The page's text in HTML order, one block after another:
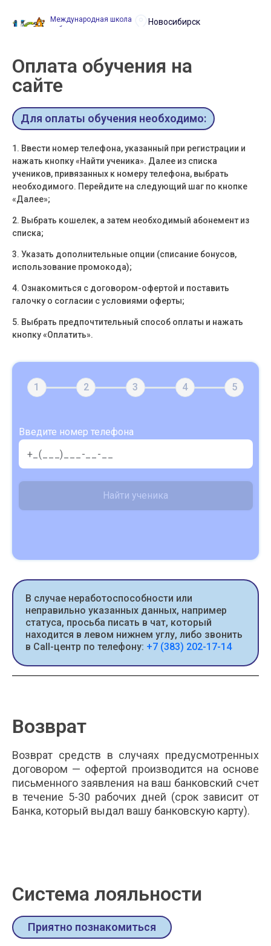
Международная школа
робототехники
Новосибирск
Оплата обучения на
сайте
Для оплаты обучения необходимо:
1. Ввести номер телефона, указанный при регистрации и
нажать кнопку «Найти ученика». Далее из списка
учеников, привязанных к номеру телефона, выбрать
необходимого. Перейдите на следующий шаг по кнопке
«Далее»;
2. Выбрать кошелек, а затем необходимый абонемент из
списка;
3. Указать дополнительные опции (списание бонусов,
использование промокода);
4. Ознакомиться с договором-офертой и поставить
галочку о согласии с условиями оферты;
5. Выбрать предпочтительный способ оплаты и нажать
кнопку «Оплатить».
1 2 3 4 5
Введите номер телефона
Найти ученика
В случае неработоспособности или
неправильно указанных данных, например
статуса, просьба писать в чат, который
находится в левом нижнем углу, либо звонить
в Call-центр по телефону: +7 (383) 202-17-14
Возврат
Возврат средств в случаях предусмотренных
договором — офертой производится на основе
письменного заявления на ваш банковский счет
в течение 5-30 рабочих дней (срок зависит от
Банка, который выдал вашу банковскую карту).
Система лояльности
Приятно познакомиться